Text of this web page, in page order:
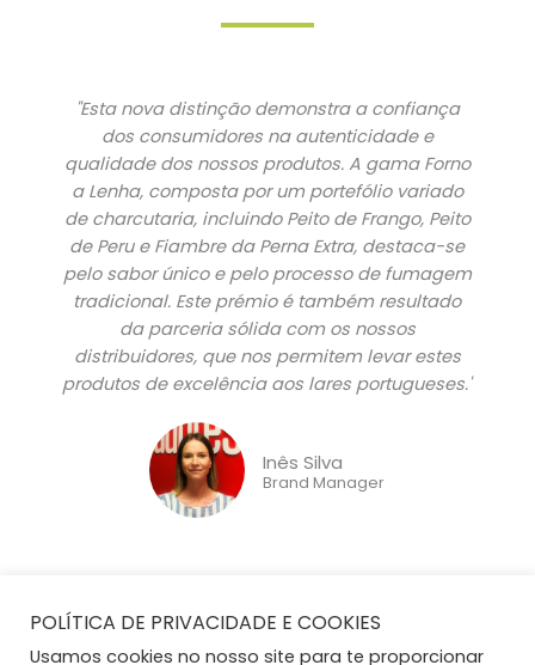
"Esta nova distinção demonstra a confiança
dos consumidores na autenticidade e
qualidade dos nossos produtos. A gama Forno
a Lenha, composta por um portefólio variado
de charcutaria, incluindo Peito de Frango, Peito
de Peru e Fiambre da Perna Extra, destaca-se
pelo sabor único e pelo processo de fumagem
tradicional. Este prémio é também resultado
da parceria sólida com os nossos
distribuidores, que nos permitem levar estes
produtos de excelência aos lares portugueses."
Inês Silva
Brand Manager
POLÍTICA DE PRIVACIDADE E COOKIES
Usamos cookies no nosso site para te proporcionar